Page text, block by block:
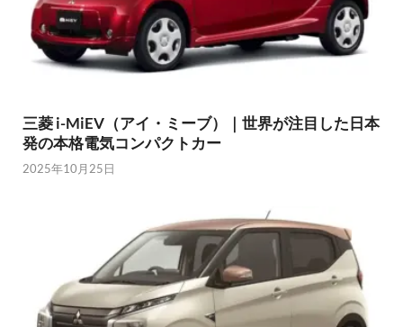
三菱 i-MiEV（アイ・ミーブ）｜世界が注目した日本
発の本格電気コンパクトカー
2025年10月25日